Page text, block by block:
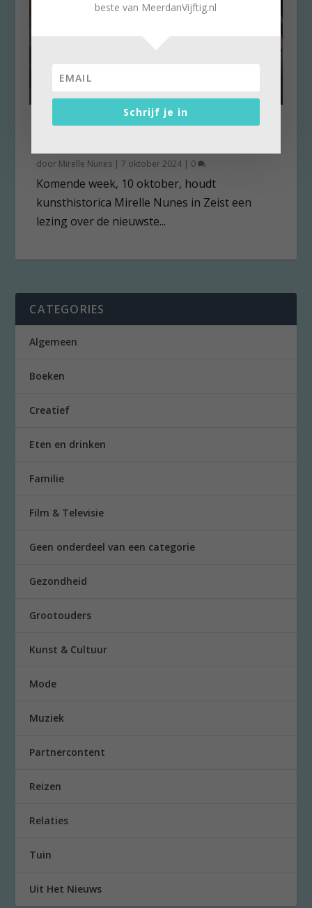
De ‘New Look’ van Dior nog
door Mirelle Nunes |7 oktober 2024 | 0
Komende week, 10 oktober, houdt
kunsthistorica Mirelle Nunes in Zeist een
lezing over de nieuwste...
CATEGORIES
Algemeen
Boeken
Creatief
Eten en drinken
Familie
Film & Televisie
Geen onderdeel van een categorie
Gezondheid
Grootouders
Kunst & Cultuur
Mode
Muziek
Partnercontent
Reizen
Relaties
Tuin
Uit Het Nieuws
beste van MeerdanVijftig.nl
Schrijf je in